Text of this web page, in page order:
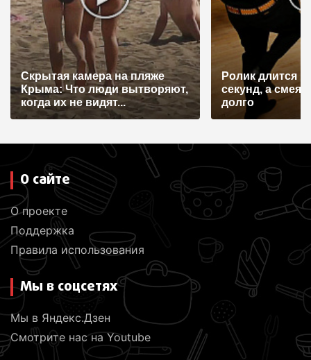
Скрытая камера на пляже
Крыма: Что люди вытворяют,
когда их не видят...
Ролик длится
секунд, а
долго
О сайте
О проекте
Поддержка
Правила использования
Мы в соцсетях
Мы в Яндекс.Дзен
Смотрите нас на Youtube